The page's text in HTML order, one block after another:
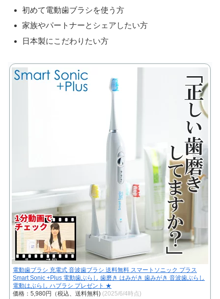
初めて電動歯ブラシを使う方
家族やパートナーとシェアしたい方
日本製にこだわりたい方
電動歯ブラシ 充電式 音波歯ブラシ 送料無料 スマートソニック プラス
Smart Sonic +Plus 電動歯ぶらし 歯磨き はみがき 歯みがき 音波歯ぶらし
電動はぶらし ハブラシ プレゼント ★
価格：5,980円（税込、送料無料) (2025/6/4時点)